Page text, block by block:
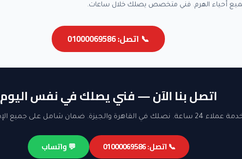
أحياء الهرم. فني متخصص يصلك خلال ساعات.
📞 اتصل: 01000069586
اتصل بنا الآن — فني يصلك في نفس اليوم
24 ساعة. نصلك في القاهرة والجيزة. ضمان شامل على جميع الإصلاحات.
📞 اتصل: 01000069586 💬 واتساب